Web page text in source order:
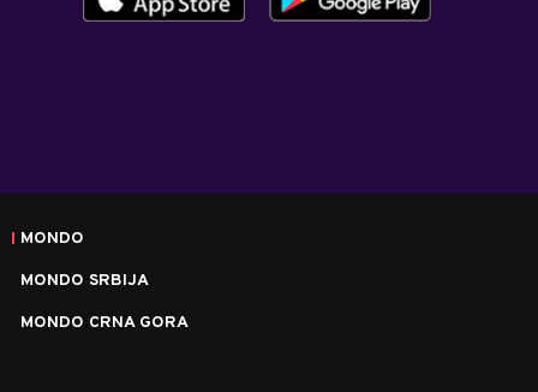
MONDO
MONDO SRBIJA
MONDO CRNA GORA